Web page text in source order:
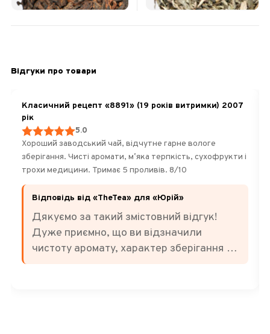
Відгуки про товари
Класичний рецепт «8891» (19 років витримки) 2007
рік
5.0
Хороший заводський чай, відчутне гарне вологе
зберігання. Чисті аромати, мʼяка терпкість, сухофрукти і
трохи медицини. Тримає 5 проливів. 8/10
Відповідь від «TheTea» для «Юрій»
Дякуємо за такий змістовний відгук!
Дуже приємно, що ви відзначили
чистоту аромату, характер зберігання та